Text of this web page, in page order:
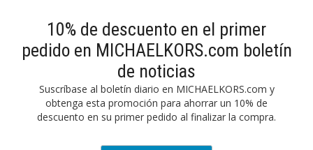
10% de descuento en el primer
pedido en MICHAELKORS.com boletín
de noticias
Suscríbase al boletín diario en MICHAELKORS.com y
obtenga esta promoción para ahorrar un 10% de
descuento en su primer pedido al finalizar la compra.